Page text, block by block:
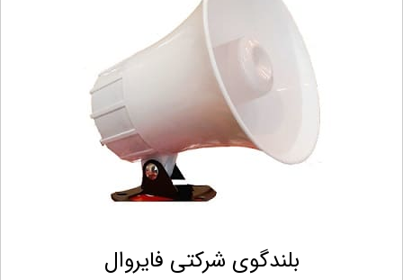
بلندگوی شرکتی فایروال